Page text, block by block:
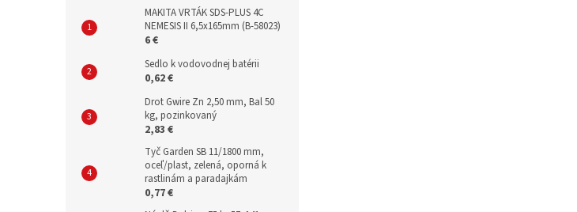
MAKITA VRTÁK SDS-PLUS 4C
NEMESIS II 6,5x165mm (B-58023)
6 €
Sedlo k vodovodnej batérii
0,62 €
Drot Gwire Zn 2,50 mm, Bal 50
kg, pozinkovaný
2,83 €
Tyč Garden SB 11/1800 mm,
oceľ/plast, zelená, oporná k
rastlinám a paradajkám
0,77 €